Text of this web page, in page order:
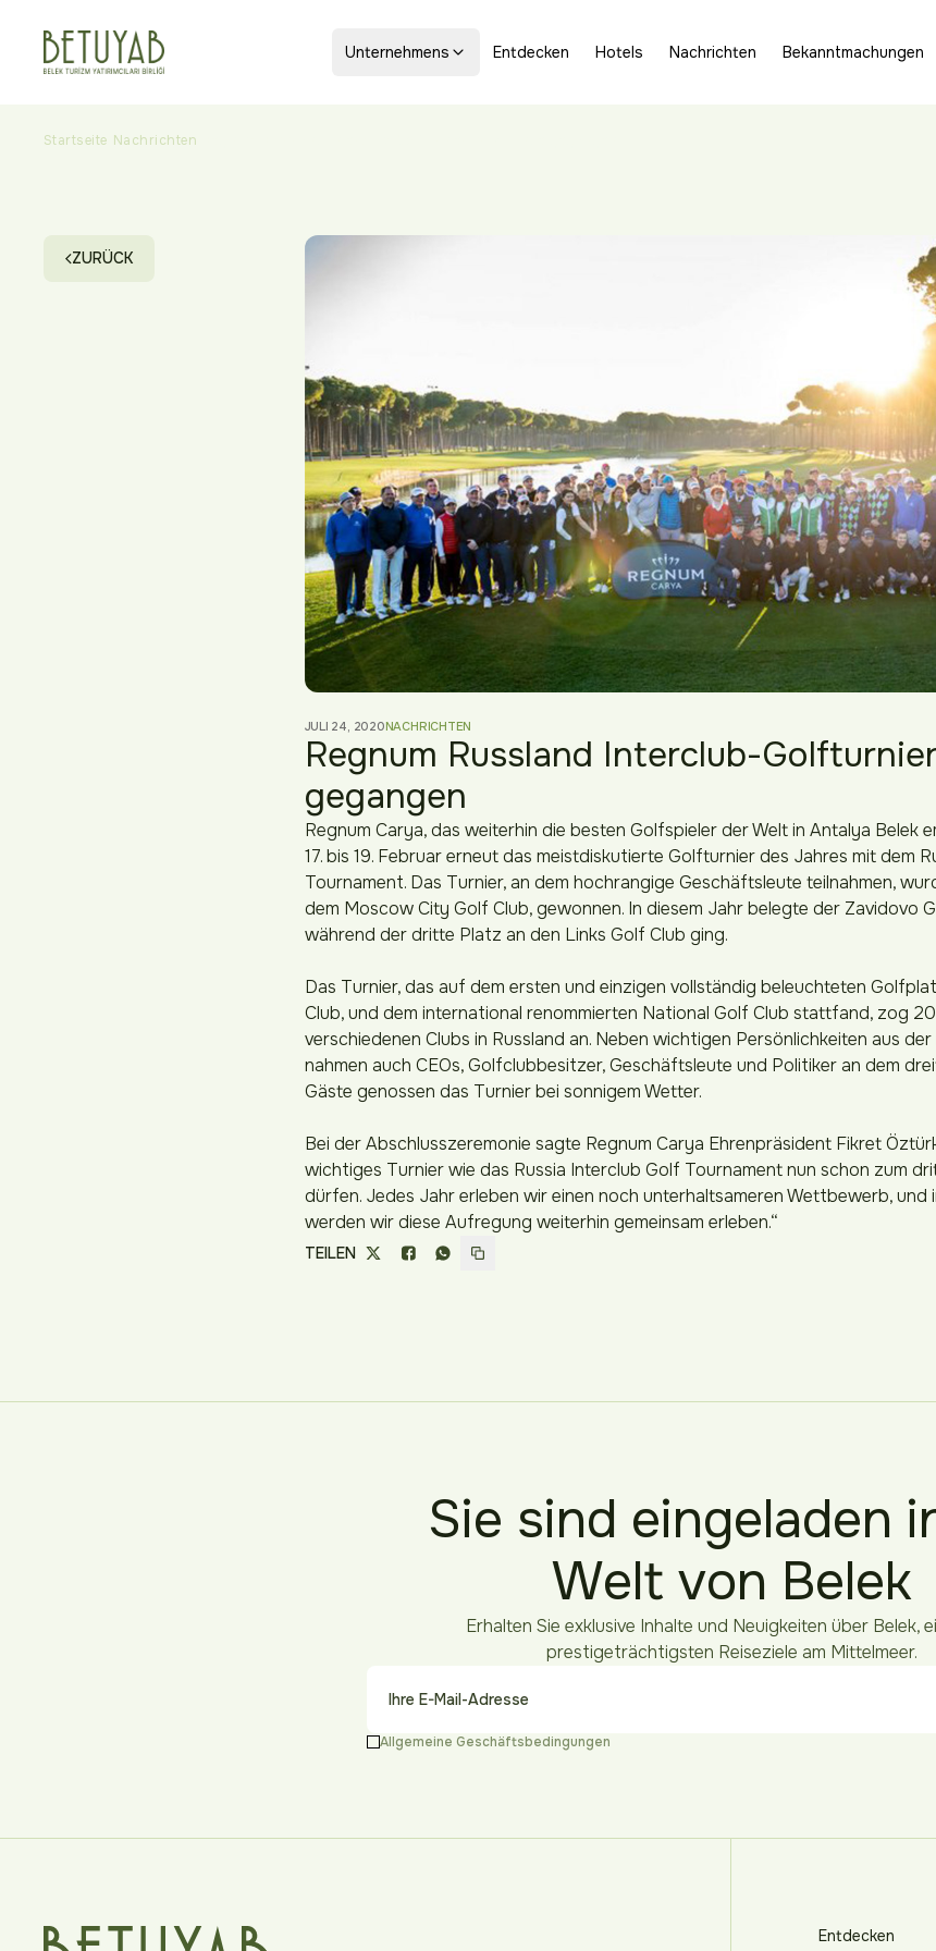
Unternehmens Entdecken Hotels Nachrichten Bekanntmachungen
Startseite Nachrichten
ZURÜCK
JULI 24, 2020NACHRICHTEN
Regnum Russland Interclub-
gegangen
Regnum Carya, das weiterhin die besten Golfspieler der Welt in Antalya Belek
17. bis 19. Februar erneut das meistdiskutierte Golfturnier des Jahres mit dem
Tournament. Das Turnier, an dem hochrangige Geschäftsleute teilnahmen,
dem Moscow City Golf Club, gewonnen. In diesem Jahr belegte der Zavidovo
während der dritte Platz an den Links Golf Club ging.
Das Turnier, das auf dem ersten und einzigen vollständig beleuchteten
Club, und dem international renommierten National Golf Club stattfand, zog
verschiedenen Clubs in Russland an. Neben wichtigen Persönlichkeiten aus
nahmen auch CEOs, Golfclubbesitzer, Geschäftsleute und Politiker an dem
Gäste genossen das Turnier bei sonnigem Wetter.
Bei der Abschlusszeremonie sagte Regnum Carya Ehrenpräsident Fikret
wichtiges Turnier wie das Russia Interclub Golf Tournament nun schon zum
dürfen. Jedes Jahr erleben wir einen noch unterhaltsameren Wettbewerb, und
werden wir diese Aufregung weiterhin gemeinsam erleben.“
TEILEN
Sie sind eingeladen
Welt von Belek
Erhalten Sie exklusive Inhalte und Neuigkeiten über Belek,
prestigeträchtigsten Reiseziele am Mittelmeer.
Allgemeine Geschäftsbedingungen
Entdecken